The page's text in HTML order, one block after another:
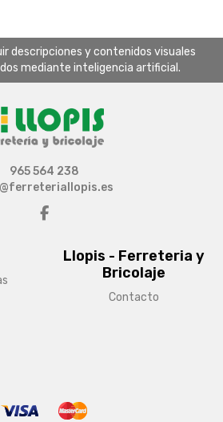
descripciones y contenidos visuales
mediante inteligencia artificial.
Llopis - Ferreteria y
Bricolaje
Contacto
965 564 238